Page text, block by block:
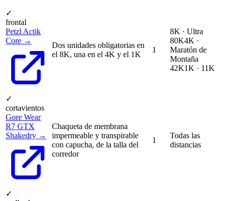
✓
frontal
Petzl Actik
Core →
Dos unidades obligatorias en
el 8K, una en el 4K y el 1K
1
8K · Ultra
80K4K ·
Maratón de
Montaña
42K1K · 11K
✓
cortavientos
Gore Wear
R7 GTX
Shakedry →
Chaqueta de membrana
impermeable y transpirable
con capucha, de la talla del
corredor
1
Todas las
distancias
✓